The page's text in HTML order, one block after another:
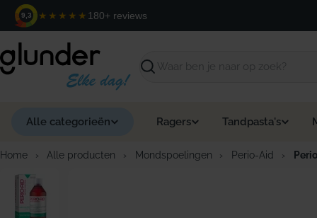
naar
inhoud
9,3 ★★★★★ 180+ reviews
Zoeken
Alle categorieën Ragers Tandpasta's
Home › Alle producten › Mondspoelingen › Perio-Aid ›